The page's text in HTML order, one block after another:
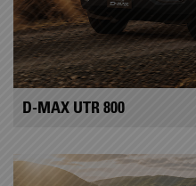
D-MAX UTR 800